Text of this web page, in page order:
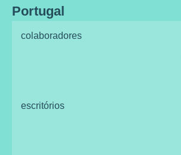
Portugal
colaboradores
escritórios